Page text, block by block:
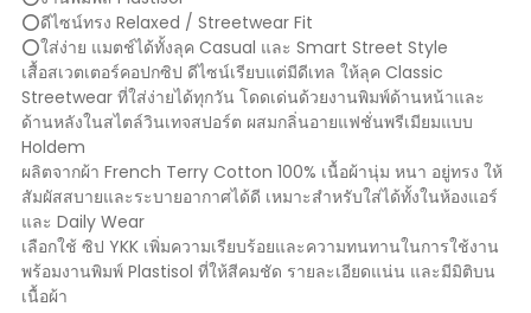
⭕️ดีไซน์ทรง Relaxed / Streetwear Fit
⭕️ใส่ง่าย แมตช์ได้ทั้งลุค Casual และ Smart Street Style
เสื้อสเวตเตอร์คอปกซิป ดีไซน์เรียบแต่มีดีเทล ให้ลุค Classic
Streetwear ที่ใส่ง่ายได้ทุกวัน โดดเด่นด้วยงานพิมพ์ด้านหน้าและ
ด้านหลังในสไตล์วินเทจสปอร์ต ผสมกลิ่นอายแฟชั่นพรีเมียมแบบ
Holdem
ผลิตจากผ้า French Terry Cotton 100% เนื้อผ้านุ่ม หนา อยู่ทรง ให้
สัมผัสสบายและระบายอากาศได้ดี เหมาะสำหรับใส่ได้ทั้งในห้องแอร์
และ Daily Wear
เลือกใช้ ซิป YKK เพิ่มความเรียบร้อยและความทนทานในการใช้งาน
พร้อมงานพิมพ์ Plastisol ที่ให้สีคมชัด รายละเอียดแน่น และมีมิติบน
เนื้อผ้า